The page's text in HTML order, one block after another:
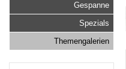
Gespanne
Spezials
Themengalerien